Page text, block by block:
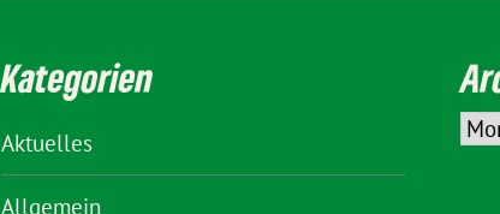
Kategorien
Aktuelles
Allgemein